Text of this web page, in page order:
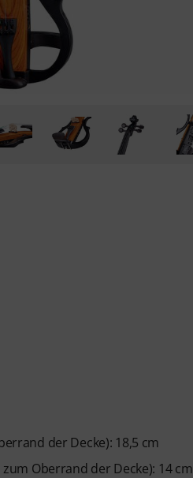
der Decke): 18,5 cm
Oberrand der Decke): 14 cm